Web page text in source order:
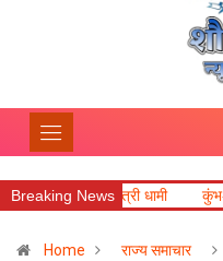
Breaking News
: मुख्यमंत्री धामी कुंभ-2027 से
Home राज्य समाचार